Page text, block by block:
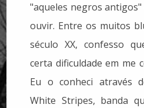
"aqueles negros
ouvir. Entre os muitos
século XX, confesso
certa dificuldade em me
Eu o conheci através
White Stripes, banda